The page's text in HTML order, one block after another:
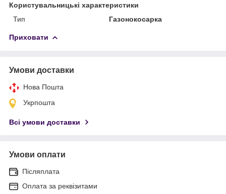
Користувальницькі характеристики
Тип
Газонокосарка
Приховати
Умови доставки
Нова Пошта
Укрпошта
Всі умови доставки
Умови оплати
Післяплата
Оплата за реквізитами